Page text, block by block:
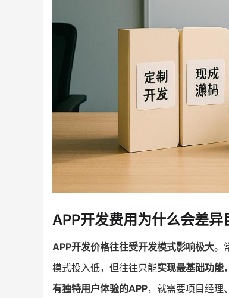
APP开发费用为什么会差异
APP开发价格往往受开发模式影响极大。
模式投入低，但往往只能实现最基础功能
有独特用户体验的APP，就需要项目经理